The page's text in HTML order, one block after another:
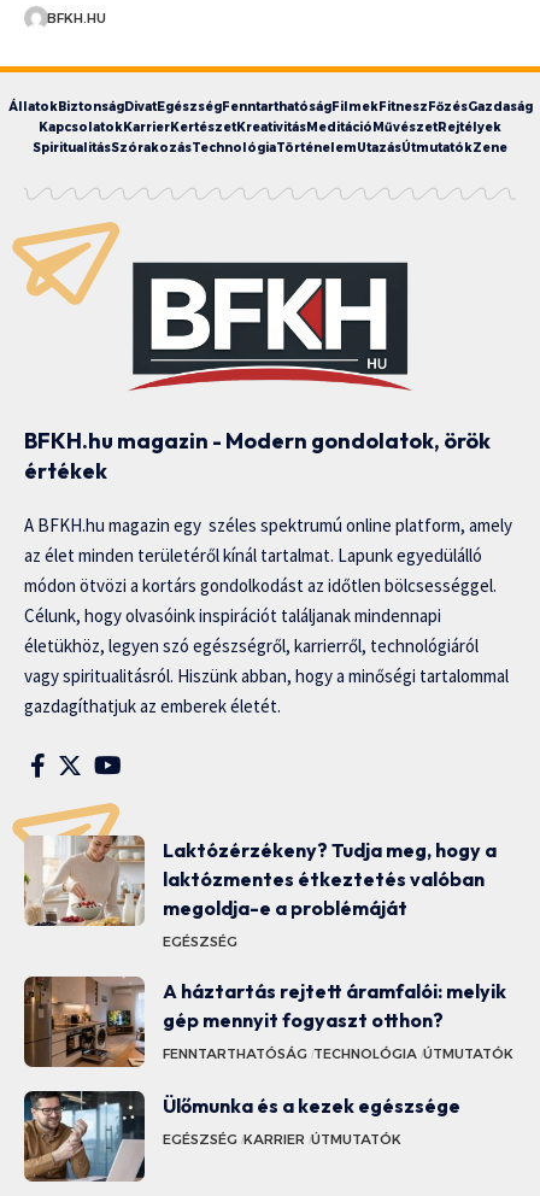
BFKH.HU
ÁllatokBiztonságDivatEgészségFenntarthatóságFilmekFitneszFőzésGazdaság
KapcsolatokKarrierKertészetKreativitásMeditációMűvészetRejtélyek
SpiritualitásSzórakozásTechnológiaTörténelemUtazásÚtmutatókZene
BFKH.hu magazin - Modern gondolatok, örök
értékek
A BFKH.hu magazin egy széles spektrumú online platform, amely
az élet minden területéről kínál tartalmat. Lapunk egyedülálló
módon ötvözi a kortárs gondolkodást az időtlen bölcsességgel.
Célunk, hogy olvasóink inspirációt találjanak mindennapi
életükhöz, legyen szó egészségről, karrierről, technológiáról
vagy spiritualitásról. Hiszünk abban, hogy a minőségi tartalommal
gazdagíthatjuk az emberek életét.
Laktózérzékeny? Tudja meg, hogy a
laktózmentes étkeztetés valóban
megoldja-e a problémáját
EGÉSZSÉG
A háztartás rejtett áramfalói: melyik
gép mennyit fogyaszt otthon?
FENNTARTHATÓSÁG TECHNOLÓGIA ÚTMUTATÓK
Ülőmunka és a kezek egészsége
EGÉSZSÉG KARRIER ÚTMUTATÓK